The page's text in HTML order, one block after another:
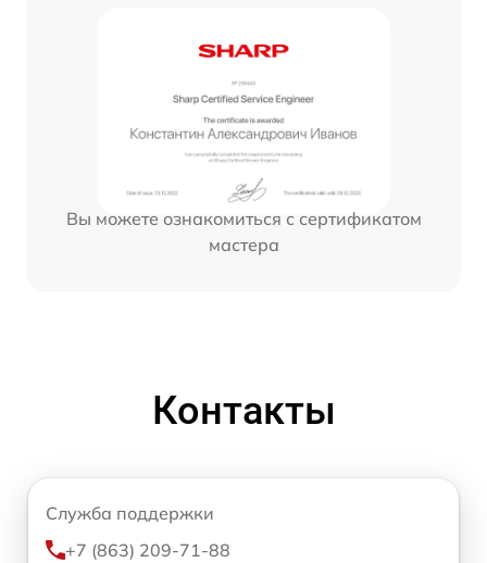
Вы можете ознакомиться с сертификатом
мастера
Контакты
Служба поддержки
+7 (863) 209-71-88